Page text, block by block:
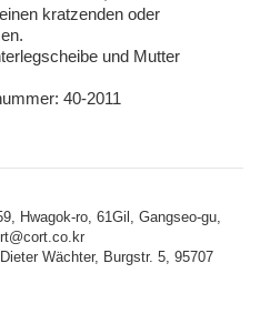
kratzenden oder
und Mutter
40-2011
Hwagok-ro, 61Gil, Gangseo-gu,
Wächter, Burgstr. 5, 95707